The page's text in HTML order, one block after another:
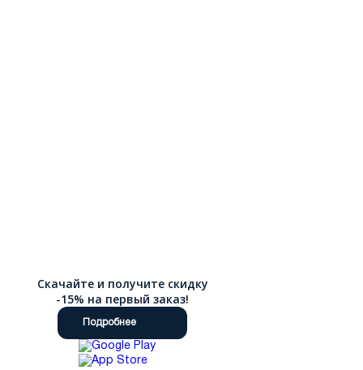
Скачайте и получите скидку
-15% на первый заказ!
Подробнее